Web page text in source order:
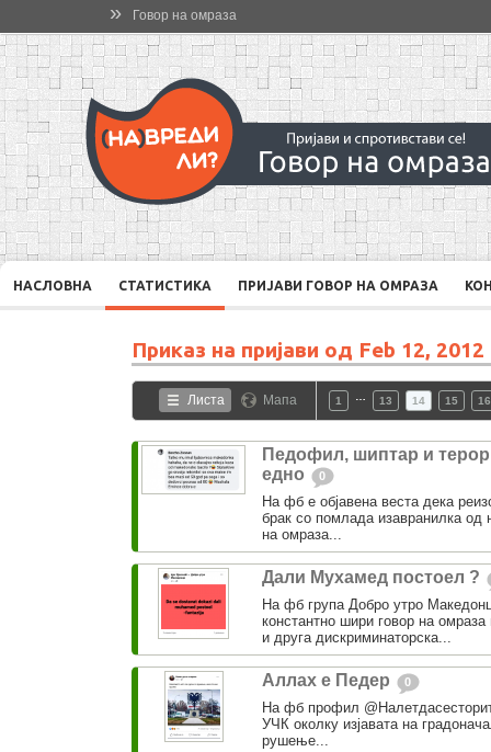
» Говор на омраза
НАСЛОВНА СТАТИСТИКА ПРИЈАВИ ГОВОР НА ОМРАЗА
Приказ на пријави од Feb 12,
Листа Мапа 1 13 14 15 16
Педофил, шиптар и
едно
0
На фб е објавена веста дека
брак со помлада изавранилка од
на омраза...
Дали Мухамед постоел ?
На фб група Добро утро
константно шири говор на
и друга дискриминаторска...
Аллах е Педер 0
На фб профил
УЧК околку изјавата на
рушење...